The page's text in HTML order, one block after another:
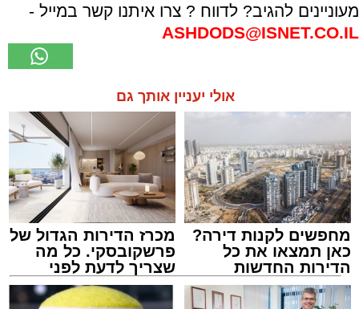
מעוניינים להגיב? לדווח ? צרו איתנו קשר במייל -
ASHDODS@ISNET.CO.IL
אולי יעניין אותך גם
מחפשים לקנות דירה?
כאן תמצאו את כל
הדירות החדשות
למכירה באשדוד >>>
מכרז הדירות הגדול של
פרשקובסקי. כל מה
שצריך לדעת לפני
שמגישים הצעה לדירה
באשדוד